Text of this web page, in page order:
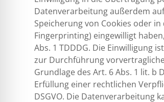
Datenverarbeitung außerdem
Speicherung von Cookies oder
Fingerprinting) eingewilligt
Abs. 1 TDDDG. Die Einwilligung
zur Durchführung
Grundlage des Art. 6 Abs. 1 lit. b
Erfüllung einer rechtlichen
DSGVO. Die Datenverarbeitung